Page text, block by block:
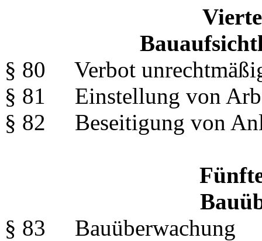
§ 80 Verbot
§ 81 Einstellung von
§ 82 Beseitigung von
§ 83 Bauüberwachung